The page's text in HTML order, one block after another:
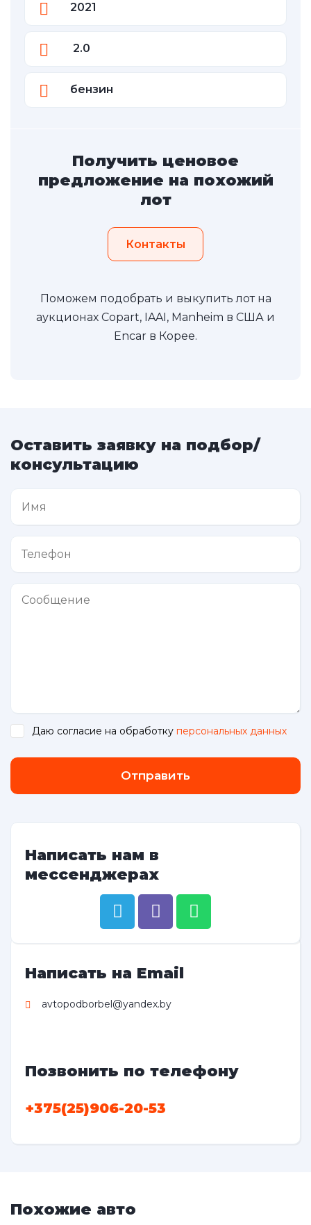
2021
2.0
бензин
Получить ценовое
предложение на похожий
лот
Контакты
Поможем подобрать и выкупить лот на
аукционах Copart, IAAI, Manheim в США и
Encar в Корее.
Оставить заявку на подбор/
консультацию
Даю согласие на обработку персональных данных
Отправить
Написать нам в
мессенджерах
Написать на Email
avtopodborbel@yandex.by
Позвонить по телефону
+375(25)906-20-53
Похожие авто